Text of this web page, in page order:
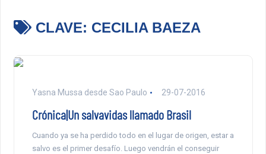
CLAVE: CECILIA BAEZA
Yasna Mussa desde Sao Paulo 29-07-2016
Crónica|Un salvavidas llamado Brasil
Cuando ya se ha perdido todo en el lugar de origen, estar a
salvo es el primer desafío. Luego vendrán el conseguir